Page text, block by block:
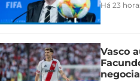
Há 23
Vasco